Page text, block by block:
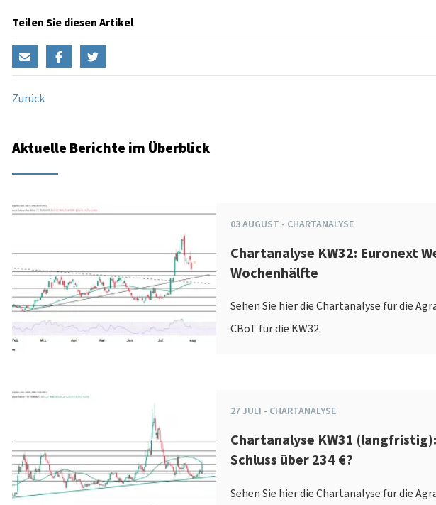
Teilen Sie diesen Artikel
Zurück
Aktuelle Berichte im Überblick
03AUGUST - CHARTANALYSE
Chartanalyse KW32: Euronext
Wochenhälfte
Sehen Sie hier die Chartanalyse für die
CBoT für die KW32.
27JULI - CHARTANALYSE
Chartanalyse KW31
Schluss über 234 €?
Sehen Sie hier die Chartanalyse für die